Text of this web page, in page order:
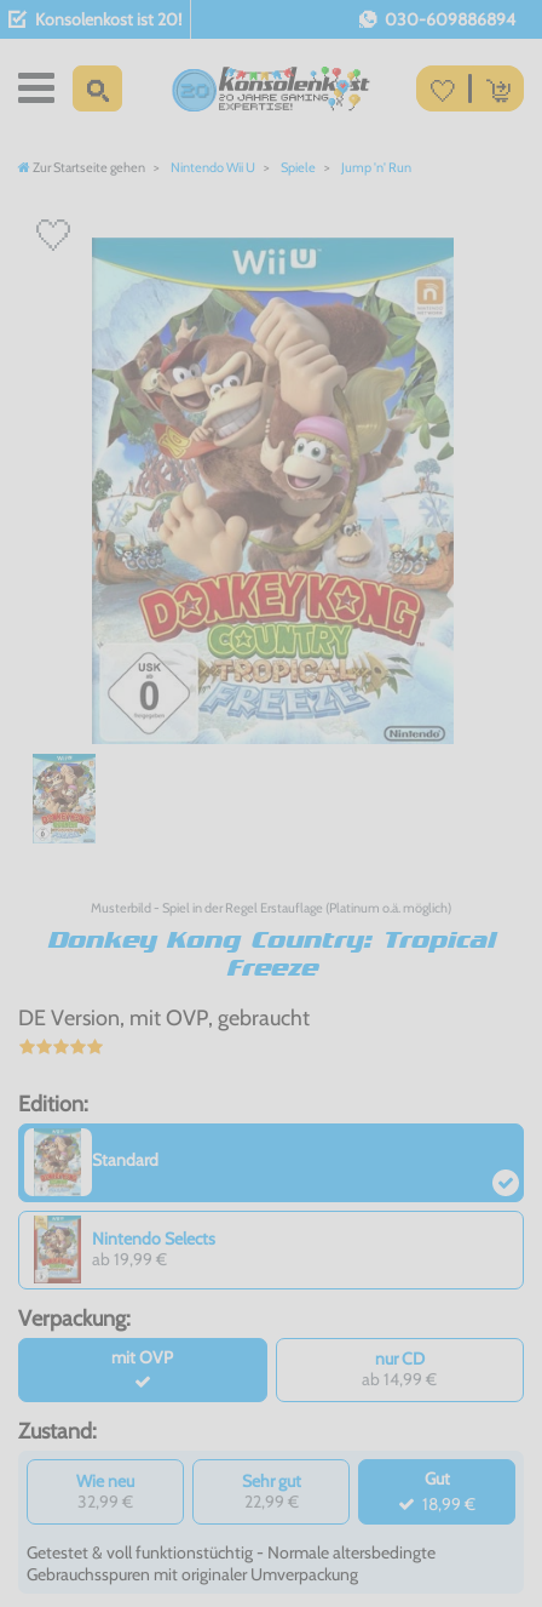
Konsolenkost ist 20! 030-609886894
Zur Startseite gehen Nintendo Wii U Spiele Jump 'n' Run
Musterbild - Spiel in der Regel Erstauflage (Platinum o.ä. möglich)
Donkey Kong Country: Tropical
Freeze
DE Version, mit OVP, gebraucht
Edition:
Standard
Nintendo Selects
ab 19,99 €
Verpackung:
mit OVP
nur CD
ab 14,99 €
Zustand:
Wie neu
32,99 €
Sehr gut
22,99 €
Gut
18,99 €
Getestet & voll funktionstüchtig - Normale altersbedingte
Gebrauchsspuren mit originaler Umverpackung